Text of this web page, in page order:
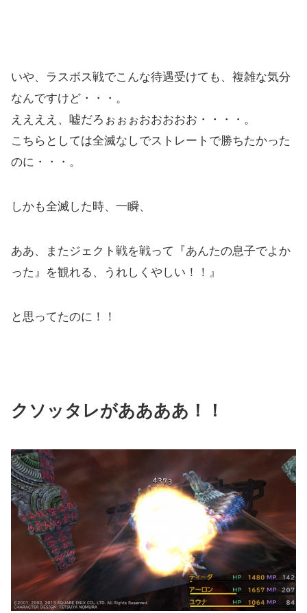
いや、ラスボス戦でこんな待遇受けても、複雑な気分
なんですけど・・・。
ええええ、嘘だろぉぉぉおおおおお・・・・。
こちらとしては全滅なしでストレートで勝ちたかった
のに・・・。
しかも全滅した時、一瞬、
ああ、またジェクト戦を戦って『あんたの息子でよか
った』を観れる、うれしくやしい！！』
と思ってたのに！！
クソッタレがああああ！！